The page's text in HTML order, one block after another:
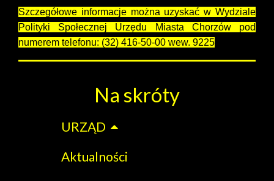
Szczegółowe informacje można uzyskać w Wydziale
Polityki Społecznej Urzędu Miasta Chorzów pod
numerem telefonu: (32) 416-50-00 wew. 9225
Na skróty
URZĄD
Aktualności